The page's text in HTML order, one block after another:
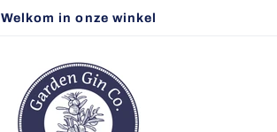
Welkom in onze winkel